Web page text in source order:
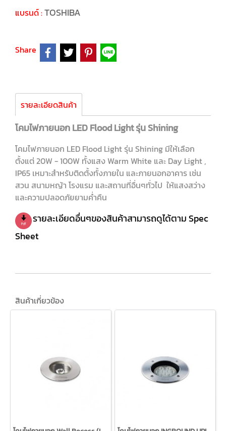
แบรนด์ :TOSHIBA
Share
รายละเอียดสินค้า
โคมไฟภายนอก LED Flood Light รุ่น Shining
โคมไฟภายนอก LED Flood Light รุ่น Shining มีให้เลือก
ตั้งแต่ 20W - 100W ทั้งแสง Warm White และ Day Light ,
IP65 เหมาะสำหรับติดตั้งทั้งภายใน และภายนอกอาคาร เช่น
สวน สนามหญ้า โรงแรม และสถานที่อื่นๆทั่วไป ให้แสงสว่าง
และความปลอดภัยยามค่ำคืน
รายละเอียดอื่นๆของสินค้าสามารถดูได้ตาม Spec
Sheet
สินค้าเกี่ยวข้อง